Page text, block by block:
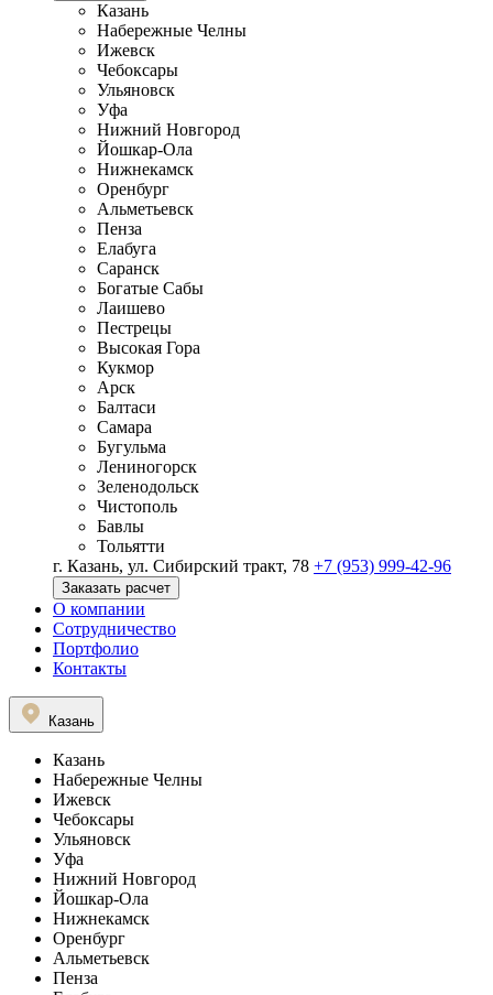
Казань
Набережные Челны
Ижевск
Чебоксары
Ульяновск
Уфа
Нижний Новгород
Йошкар-Ола
Нижнекамск
Оренбург
Альметьевск
Пенза
Елабуга
Саранск
Богатые Сабы
Лаишево
Пестрецы
Высокая Гора
Кукмор
Арск
Балтаси
Самара
Бугульма
Лениногорск
Зеленодольск
Чистополь
Бавлы
Тольятти
г. Казань, ул. Сибирский тракт, 78 +7 (953) 999-42-96
Заказать расчет
О компании
Сотрудничество
Портфолио
Контакты
Казань
Казань
Набережные Челны
Ижевск
Чебоксары
Ульяновск
Уфа
Нижний Новгород
Йошкар-Ола
Нижнекамск
Оренбург
Альметьевск
Пенза